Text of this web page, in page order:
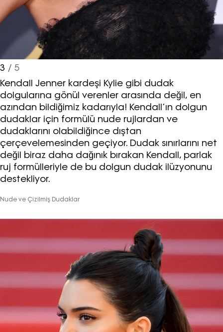
Haftalık E-Bülten
Moda dünyasında neler oluyor? Yeni
fikirler, öne çıkan koleksiyonlar, en
vogue trendler, ünlülerden güzelllik
3 / 5
Kendall Jenner kardeşi Kylie gibi dudak
dolgularına gönül verenler arasında değil, en
azından bildiğimiz kadarıyla! Kendall’ın dolgun
dudaklar için formülü nude rujlardan ve
dudaklarını olabildiğince dıştan
çerçevelemesinden geçiyor. Dudak sınırlarını net
değil biraz daha dağınık bırakan Kendall, parlak
ruj formülleriyle de bu dolgun dudak ilüzyonunu
destekliyor.
Nude ve Çizilmiş Dudaklar